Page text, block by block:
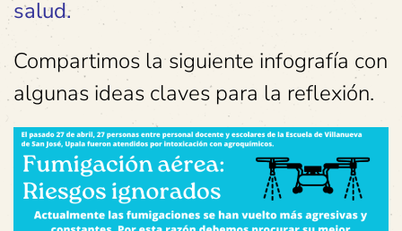
salud.
Compartimos la siguiente infografía con
algunas ideas claves para la reflexión.